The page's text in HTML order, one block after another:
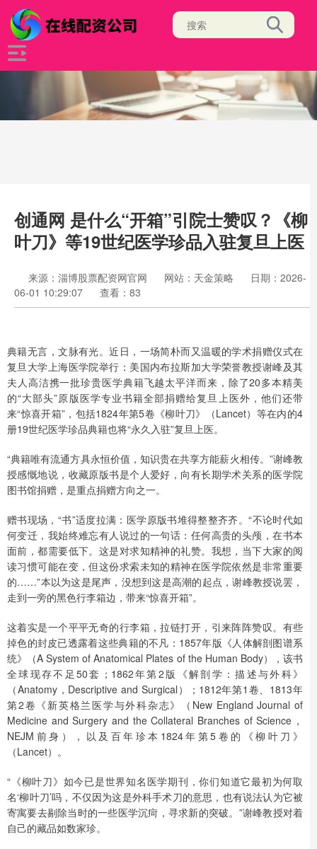
创通网 是什么“开箱”引院士赞叹？《柳
叶刀》等19世纪医学珍品入驻复旦上医
来源：淄博股票配资网官网 网站：天金策略
日期：2026-
06-01 10:29:07
查看：83
典籍无言，文脉有光。近日，一场简朴而又温暖的学术捐赠仪式在
复旦大学上海医学院举行：美国内布拉斯加大学荣誉教授谢峰及其
夫人高洁携一批珍贵医学典籍飞越太平洋而来，除了20多本精美
的“大部头”原版医学专业书籍全部捐赠给复旦上医外，他们还带
来“惊喜开箱”，包括1824年第5卷《柳叶刀》（Lancet）等在内的4
册19世纪医学珍品典籍也将“永久入驻”复旦上医。
“典籍唯有流通方具永恒价值，知识贵在共享方能薪火相传。”谢峰教
授感慨地说，收藏原版书是个人爱好，向有长期学术关系的医学院
图书馆捐赠，是重点捐赠方向之一。
赠书现场，“书”适度拉满：医学原版书堆得整整齐齐。“不论时代如
何变迁，我始终难忘有人说过的一句话：任何高贵的头颅，在书本
面前，都需要低下。这是对求知精神的礼赞。我想，当下大家的阅
读习惯可能在变，但这份求索未知的精神在医学院依然是非常重要
的……”本以为这是尾声，没想到这是高潮的起点，谢峰教授说罢，
走到一旁的黑色行李箱边，带来“惊喜开箱”。
这着实是一个平平无奇的行李箱，拉链打开，引来阵阵赞叹。有些
掉色的封皮已透露着这些典籍的不凡：1857年版《人体解剖图谱系
统》（A System of Anatomical Plates of the Human Body），该书
全球现存不足50套；1862年第2版《解剖学：描述与外科》
（Anatomy，Descriptive and Surgical）；1812年第1卷、1813年
第2卷《新英格兰医学与外科杂志》（New England Journal of
Medicine and Surgery and the Collateral Branches of Science，
NEJM前身），以及百年珍本1824年第5卷的《柳叶刀》
（Lancet）。
“《柳叶刀》如今已是世界知名医学期刊，你们知道它最初为何取
名‘柳叶刀’吗，不仅因为这是外科手术刀的意思，也有说法认为它被
寄寓要去剔除当时的一些医学沉疴，寻求新的突破。”谢峰教授对着
自己的藏品如数家珍。